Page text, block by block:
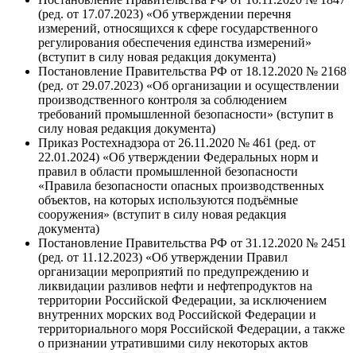
(ред. от 17.07.2023) «Об утверждении перечня
измерений, относящихся к сфере государственного
регулирования обеспечения единства измерений»
(вступит в силу новая редакция документа)
Постановление Правительства РФ от 18.12.2020 № 2168
(ред. от 29.07.2023) «Об организации и осуществлении
производственного контроля за соблюдением
требований промышленной безопасности» (вступит в
силу новая редакция документа)
Приказ Ростехнадзора от 26.11.2020 № 461 (ред. от
22.01.2024) «Об утверждении Федеральных норм и
правил в области промышленной безопасности
«Правила безопасности опасных производственных
объектов, на которых используются подъёмные
сооружения» (вступит в силу новая редакция
документа)
Постановление Правительства РФ от 31.12.2020 № 2451
(ред. от 11.12.2023) «Об утверждении Правил
организации мероприятий по предупреждению и
ликвидации разливов нефти и нефтепродуктов на
территории Российской Федерации, за исключением
внутренних морских вод Российской Федерации и
территориального моря Российской Федерации, а также
о признании утратившими силу некоторых актов